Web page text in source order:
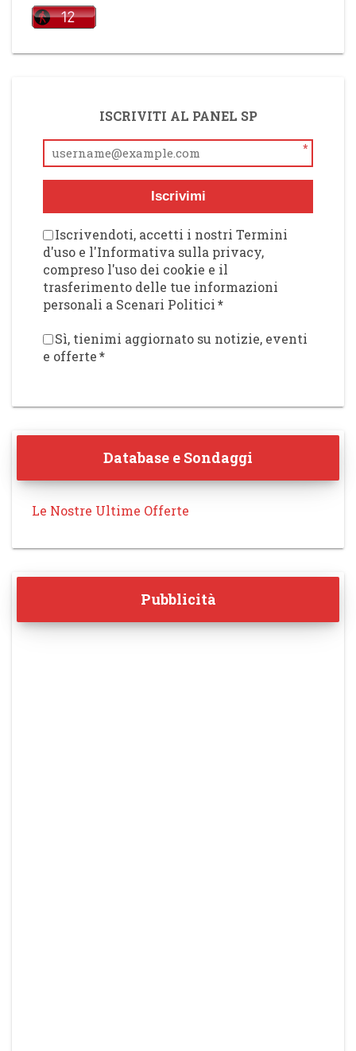
ISCRIVITI AL PANEL SP
*
Iscrivimi
Iscrivendoti, accetti i nostri Termini
d'uso e l'Informativa sulla privacy,
compreso l'uso dei cookie e il
trasferimento delle tue informazioni
personali a Scenari Politici*
Sì, tienimi aggiornato su notizie, eventi
e offerte*
Database e Sondaggi
Le Nostre Ultime Offerte
Pubblicità